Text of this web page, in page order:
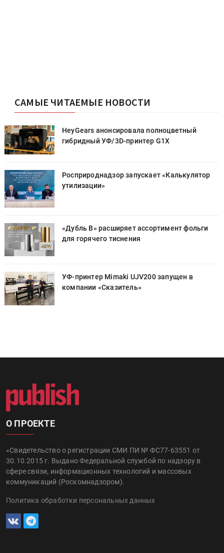
САМЫЕ ЧИТАЕМЫЕ НОВОСТИ
HeyGears анонсировала полноцветный
гибридный УФ/3D-принтер G1X
Росприроднадзор запускает «Калькулятор
утилизации»
«Дубль В» расширяет ассортимент фольги
для горячего тиснения
УФ-принтер Mimaki UJV200 запущен в
компании «Сказитель»
О ПРОЕКТЕ
«Свидетельство о регистрации СМИ ПИ № ФС77-63551 от
30.10.2015 г. Выдано Федеральной службой по надзору в
сфере связи, информационных технологий и массовых
коммуникаций (Роскомнадзором).
Политика обработки персональных данных